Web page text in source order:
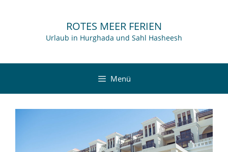
ROTES MEER FERIEN
Urlaub in Hurghada und Sahl Hasheesh
Menü